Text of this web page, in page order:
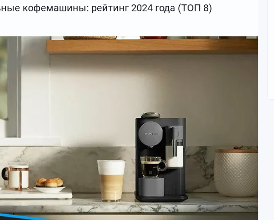
популярные телефоны до 10000 рублей 2024 года, подходящие для
цены и качества.
до 10000 рублей: цена-качество (ТОП-4)
дешевле всего >>>
-
где дешевле всего >>>
всего >>>
до 10000 рублей с хорошей камерой
где дешевле всего >>>
где дешевле всего >>>
-Узнать, где дешевле всего >>>
где дешевле всего >>>
кофемашины: рейтинг 2024 года (ТОП 8)